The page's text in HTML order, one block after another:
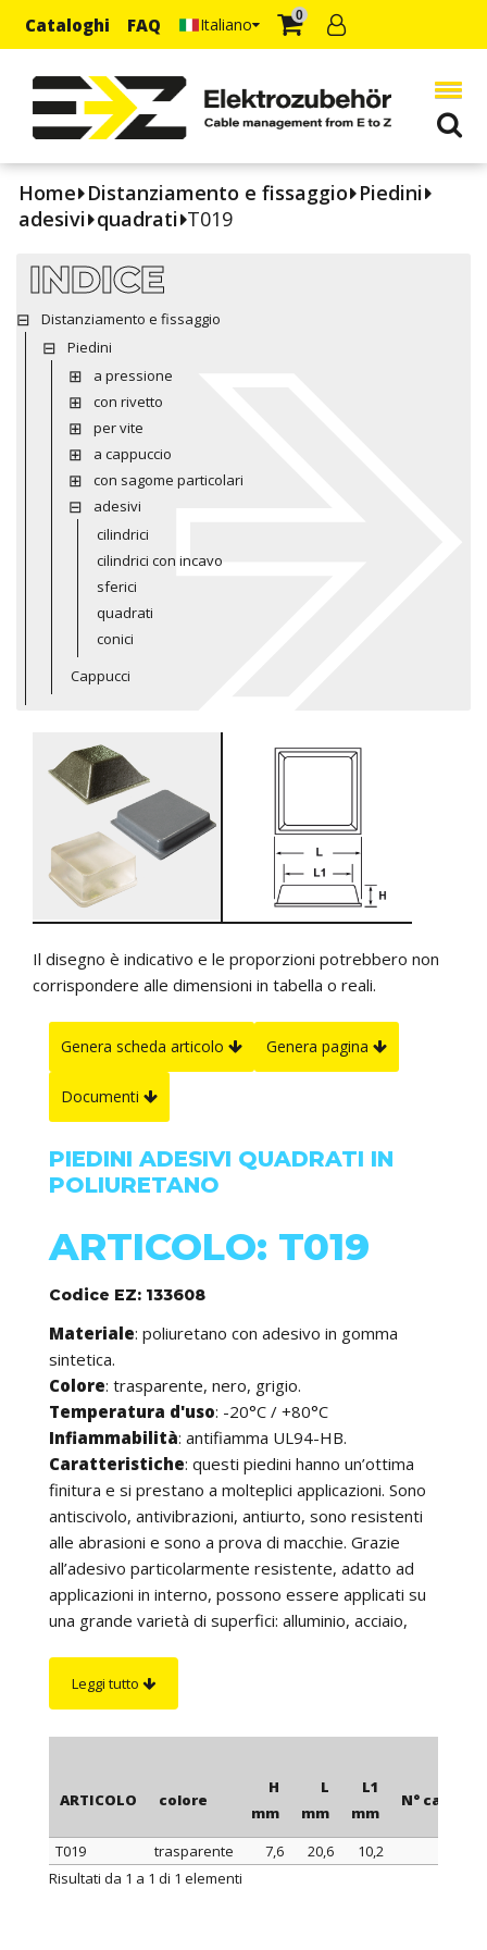
Cataloghi FAQ Italiano 0
Home Distanziamento e fissaggio Piedini
adesivi quadrati T019
INDICE
Distanziamento e fissaggio
Piedini
a pressione
con rivetto
per vite
a cappuccio
con sagome particolari
adesivi
cilindrici
cilindrici con incavo
sferici
quadrati
conici
Cappucci
Il disegno è indicativo e le proporzioni potrebbero non
corrispondere alle dimensioni in tabella o reali.
Genera scheda articolo Genera pagina
Documenti
PIEDINI ADESIVI QUADRATI IN
POLIURETANO
ARTICOLO: T019
Codice EZ: 133608
Materiale: poliuretano con adesivo in gomma
sintetica.
Colore: trasparente, nero, grigio.
Temperatura d'uso: -20°C / +80°C
Infiammabilità: antifiamma UL94-HB.
Caratteristiche: questi piedini hanno un’ottima
finitura e si prestano a molteplici applicazioni. Sono
antiscivolo, antivibrazioni, antiurto, sono resistenti
alle abrasioni e sono a prova di macchie. Grazie
all’adesivo particolarmente resistente, adatto ad
applicazioni in interno, possono essere applicati su
una grande varietà di superfici: alluminio, acciaio,
vinile, superfici dipinte, ecc. Non contengono
plastificanti, oli né riempitivi. I piedini trasparenti
ad una temperatura di +21/27°C max. Vengono
forniti su cartelle da cui possono essere staccati
di applicare il piedino ad una temperatura di
+21/27°C max, di non toccare l’adesivo con le dita e
Leggi tutto
ARTICOLO colore
H
mm
L
mm
L1
mm
N° cartelle
ARTICOLO colore
T019 trasparente 7,6 20,6 10,2
Risultati da 1 a 1 di 1 elementi